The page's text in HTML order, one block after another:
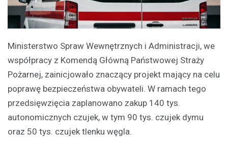
Ministerstwo Spraw Wewnętrznych i Administracji, we
współpracy z Komendą Główną Państwowej Straży
Pożarnej, zainicjowało znaczący projekt mający na celu
poprawę bezpieczeństwa obywateli. W ramach tego
przedsięwzięcia zaplanowano zakup 140 tys.
autonomicznych czujek, w tym 90 tys. czujek dymu
oraz 50 tys. czujek tlenku węgla.